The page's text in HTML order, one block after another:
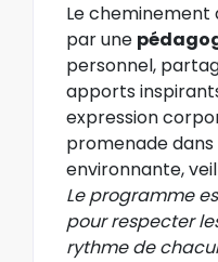
Le cheminement
par une
personnel,
apports
expression
promenade
environnante,
Le programme
pour respecter
rythme de